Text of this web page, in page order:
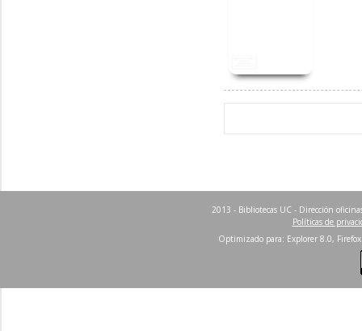
2013 - Bibliotecas UC - Dirección
Políticas de
Optimizado para: Explorer 8.0,